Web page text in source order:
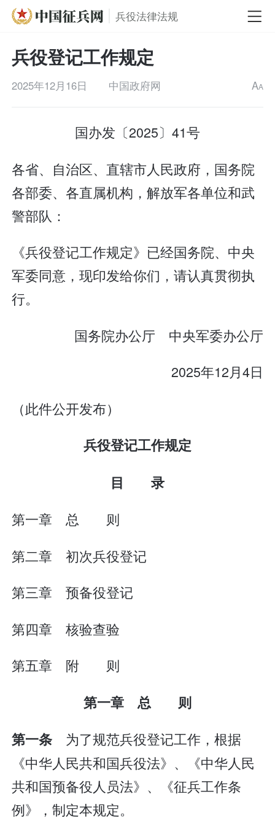
兵役法律法规
兵役登记工作规定
2025年12月16日 中国政府网 AA
国办发〔2025〕41号
各省、自治区、直辖市人民政府，国务院
各部委、各直属机构，解放军各单位和武
警部队：
《兵役登记工作规定》已经国务院、中央
军委同意，现印发给你们，请认真贯彻执
行。
国务院办公厅 中央军委办公厅
2025年12月4日
（此件公开发布）
兵役登记工作规定
目 录
第一章 总 则
第二章 初次兵役登记
第三章 预备役登记
第四章 核验查验
第五章 附 则
第一章 总 则
第一条 为了规范兵役登记工作，根据
《中华人民共和国兵役法》、《中华人民
共和国预备役人员法》、《征兵工作条
例》，制定本规定。